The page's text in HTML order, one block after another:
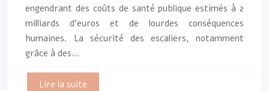
engendrant des coûts de santé publique estimés à 2
milliards d’euros et de lourdes conséquences
humaines. La sécurité des escaliers, notamment
grâce à des…
Lire la suite